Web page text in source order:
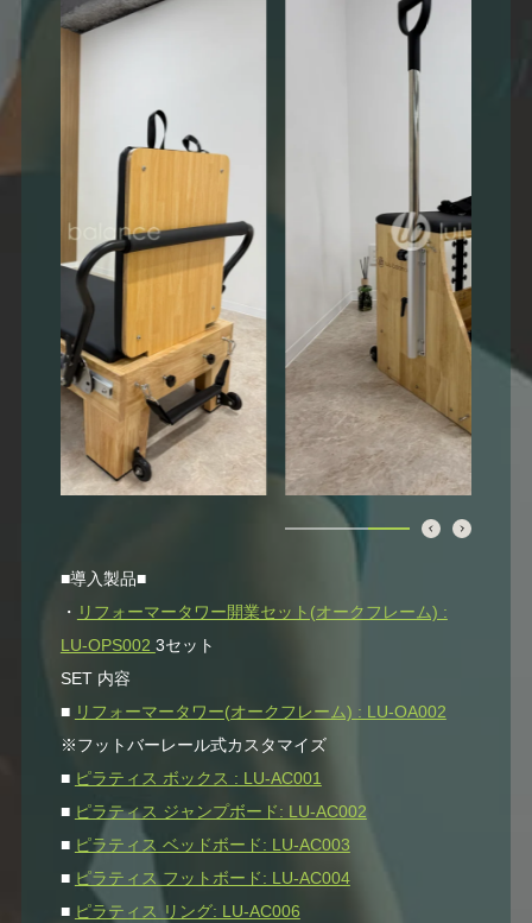
■導入製品■
・ リフォーマータワー開業セット(オークフレーム) :
LU-OPS002 3セット
SET 内容
■ リフォーマータワー(オークフレーム) : LU-OA002
※フットバーレール式カスタマイズ
■ ピラティス ボックス : LU-AC001
■ ピラティス ジャンプボード: LU-AC002
■ ピラティス ベッドボード: LU-AC003
■ ピラティス フットボード: LU-AC004
■ ピラティス リング: LU-AC006